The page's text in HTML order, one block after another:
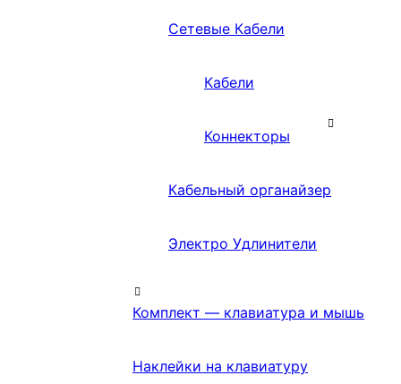
Сетевые Кабели
Кабели
Коннекторы
Кабельный органайзер
Электро Удлинители
Комплект — клавиатура и мышь
Наклейки на клавиатуру